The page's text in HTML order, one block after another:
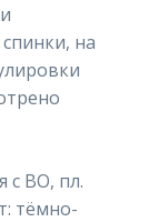
на
с ВО, пл.
тёмно-